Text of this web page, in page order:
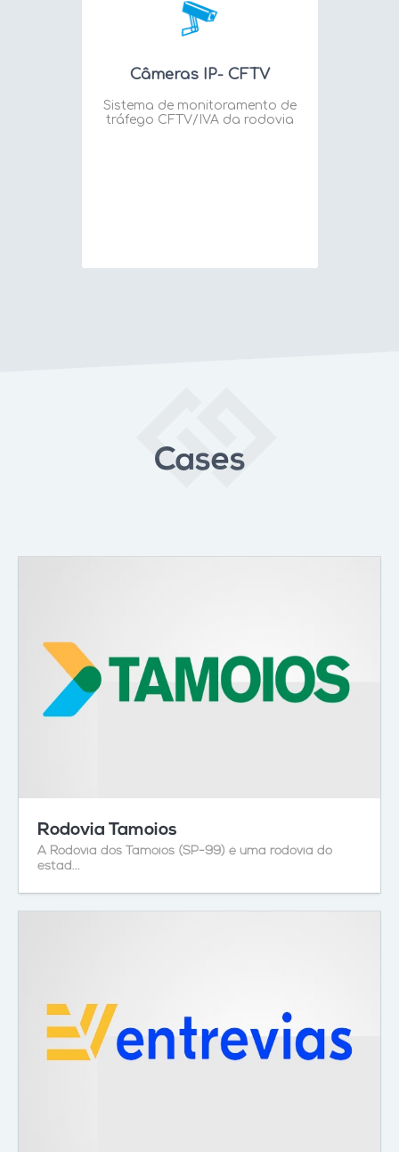
Câmeras IP- CFTV
Sistema de monitoramento de
tráfego CFTV/IVA da rodovia
Cases
Rodovia Tamoios
A Rodovia dos Tamoios (SP-99) é uma rodovia do
estad...